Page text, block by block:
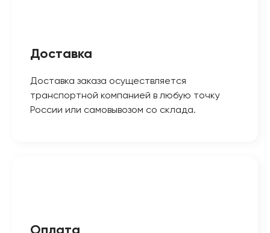
Доставка
Доставка заказа осуществляется
транспортной компанией в любую точку
России или самовывозом со склада.